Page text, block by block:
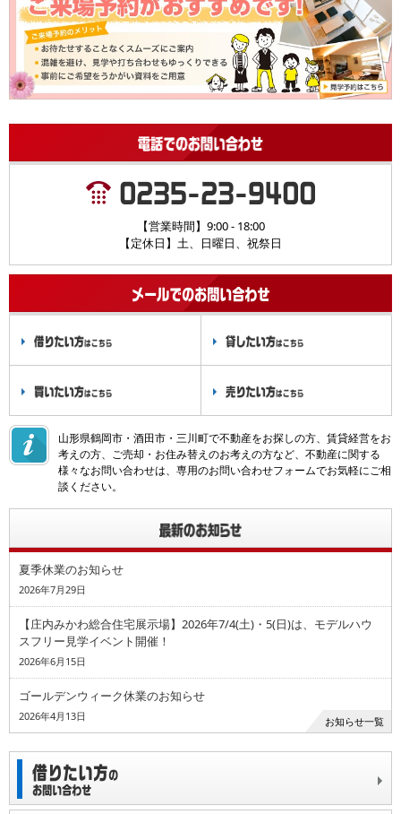
【営業時間】9:00 - 18:00
【定休日】土、日曜日、祝祭日
山形県鶴岡市・酒田市・三川町で不動産をお探しの方、賃貸経営をお
考えの方、ご売却・お住み替えのお考えの方など、不動産に関する
様々なお問い合わせは、専用のお問い合わせフォームでお気軽にご相
談ください。
夏季休業のお知らせ
2026年7月29日
【庄内みかわ総合住宅展示場】2026年7/4(土)・5(日)は、モデルハウ
スフリー見学イベント開催！
2026年6月15日
ゴールデンウィーク休業のお知らせ
2026年4月13日 お知らせ一覧